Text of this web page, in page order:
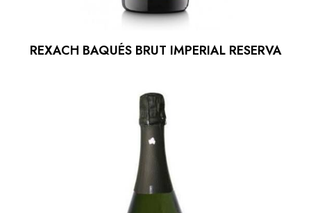
REXACH BAQUÉS BRUT IMPERIAL RESERVA